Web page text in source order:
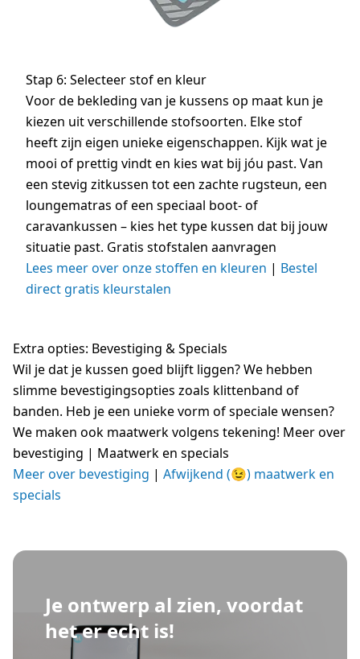
Stap 6: Selecteer stof en kleur
Voor de bekleding van je kussens op maat kun je
kiezen uit verschillende stofsoorten. Elke stof
heeft zijn eigen unieke eigenschappen. Kijk wat je
mooi of prettig vindt en kies wat bij jóu past. Van
een stevig zitkussen tot een zachte rugsteun, een
loungematras of een speciaal boot- of
caravankussen – kies het type kussen dat bij jouw
situatie past. Gratis stofstalen aanvragen
Lees meer over onze stoffen en kleuren | Bestel
direct gratis kleurstalen
Extra opties: Bevestiging & Specials
Wil je dat je kussen goed blijft liggen? We hebben
slimme bevestigingsopties zoals klittenband of
banden. Heb je een unieke vorm of speciale wensen?
We maken ook maatwerk volgens tekening! Meer over
bevestiging | Maatwerk en specials
Meer over bevestiging | Afwijkend (😉) maatwerk en
specials
Je ontwerp al zien, voordat
het er echt is!